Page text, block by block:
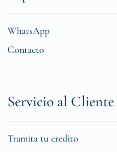
WhatsApp
Contacto
Servicio al Cliente
Tramita tu credito